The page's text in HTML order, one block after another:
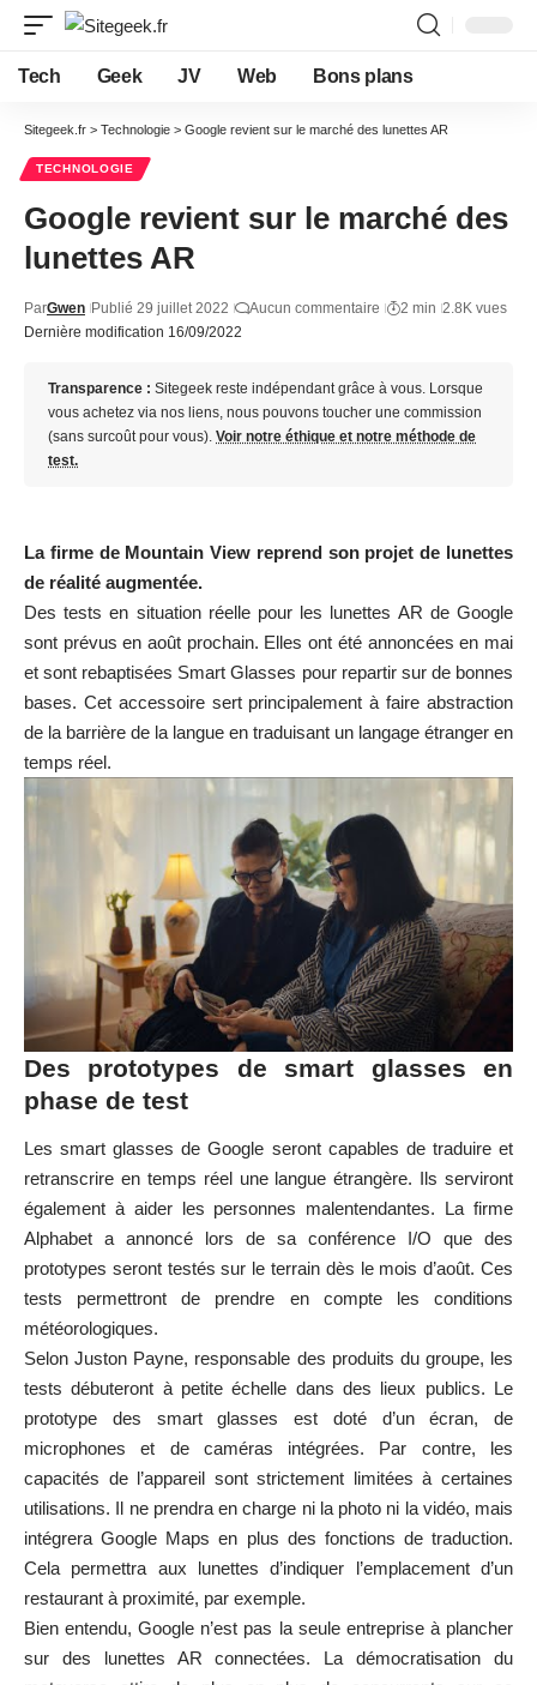
Tech Geek JV Web Bons plans
Sitegeek.fr > Technologie > Google revient sur le marché des lunettes AR
TECHNOLOGIE
Google revient sur le marché des
lunettes AR
Dernière modification 16/09/2022
ParGwen Publié 29 juillet 2022 Aucun commentaire 2 min 2.8K vues
Transparence : Sitegeek reste indépendant grâce à vous. Lorsque
vous achetez via nos liens, nous pouvons toucher une commission
(sans surcoût pour vous). Voir notre éthique et notre méthode de
test.
La firme de Mountain View reprend son projet de lunettes
de réalité augmentée.
Des tests en situation réelle pour les lunettes AR de Google
sont prévus en août prochain. Elles ont été annoncées en mai
et sont rebaptisées Smart Glasses pour repartir sur de bonnes
bases. Cet accessoire sert principalement à faire abstraction
de la barrière de la langue en traduisant un langage étranger en
temps réel.
Des prototypes de smart glasses en
phase de test
Les smart glasses de Google seront capables de traduire et
retranscrire en temps réel une langue étrangère. Ils serviront
également à aider les personnes malentendantes. La firme
Alphabet a annoncé lors de sa conférence I/O que des
prototypes seront testés sur le terrain dès le mois d’août. Ces
tests permettront de prendre en compte les conditions
météorologiques.
Selon Juston Payne, responsable des produits du groupe, les
tests débuteront à petite échelle dans des lieux publics. Le
prototype des smart glasses est doté d’un écran, de
microphones et de caméras intégrées. Par contre, les
capacités de l’appareil sont strictement limitées à certaines
utilisations. Il ne prendra en charge ni la photo ni la vidéo, mais
intégrera Google Maps en plus des fonctions de traduction.
Cela permettra aux lunettes d’indiquer l’emplacement d’un
restaurant à proximité, par exemple.
Bien entendu, Google n’est pas la seule entreprise à plancher
sur des lunettes AR connectées. La démocratisation du